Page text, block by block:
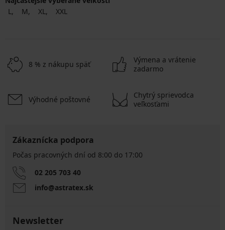
L
M XL XXL
8 % z nákupu späť
Výmena a vrátenie
zadarmo
Výhodné poštovné
Chytrý sprievodca
veľkosťami
Zákaznícka podpora
Počas pracovných dní od 8:00 do 17:00
02 205 703 40
info@astratex.sk
Newsletter